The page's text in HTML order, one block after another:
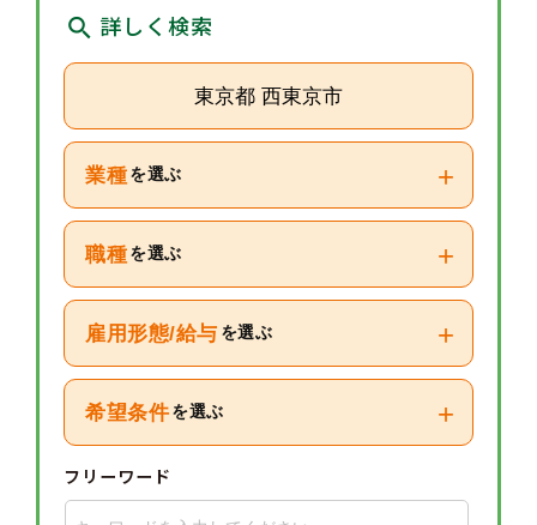
詳しく検索
東京都 西東京市
業種 を選ぶ +
職種 を選ぶ +
雇用形態/給与 を選ぶ +
希望条件 を選ぶ +
フリーワード